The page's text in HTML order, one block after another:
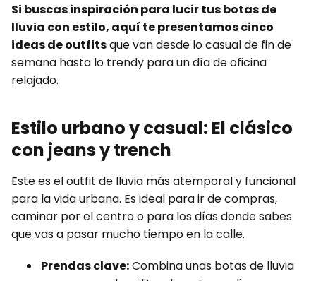
Si buscas inspiración para lucir tus botas de
lluvia con estilo, aquí te presentamos cinco
ideas de outfitsque van desde lo casual de fin de
semana hasta lo trendy para un día de oficina
relajado.
Estilo urbano y casual: El clásico
con jeans y trench
Este es el outfit de lluvia más atemporal y funcional
para la vida urbana. Es ideal para ir de compras,
caminar por el centro o para los días donde sabes
que vas a pasar mucho tiempo en la calle.
Prendas clave:Combina unas botas de lluvia